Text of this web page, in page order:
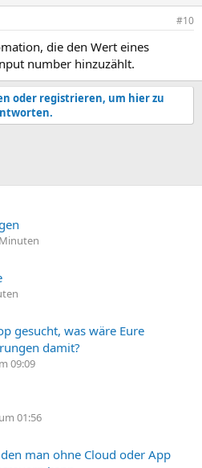
#10
die den Wert eines
number hinzuzählt.
oder registrieren, um hier zu
gesucht, was wäre Eure
damit?
09:09
01:56
man ohne Cloud oder App